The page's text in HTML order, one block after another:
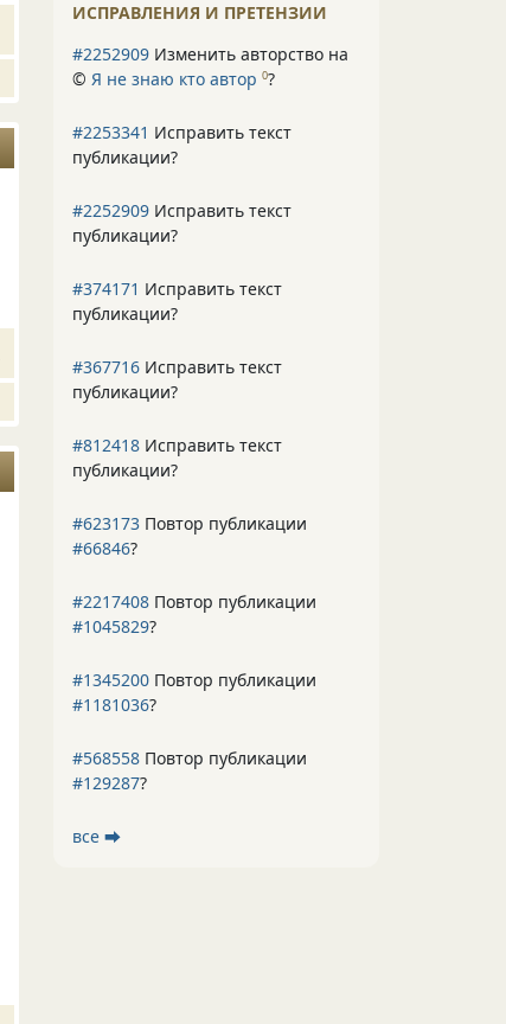
ИСПРАВЛЕНИЯ И ПРЕТЕНЗИИ
#2252909 Изменить авторство на
© Я не знаю кто автор 0?
#2253341 Исправить текст
публикации?
#2252909 Исправить текст
публикации?
#374171 Исправить текст
публикации?
#367716 Исправить текст
публикации?
#812418 Исправить текст
публикации?
#623173 Повтор публикации
#66846?
#2217408 Повтор публикации
#1045829?
#1345200 Повтор публикации
#1181036?
#568558 Повтор публикации
#129287?
все ⮕